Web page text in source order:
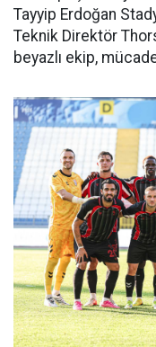
Tayyip Erdoğan
Teknik Direktör
beyazlı ekip,